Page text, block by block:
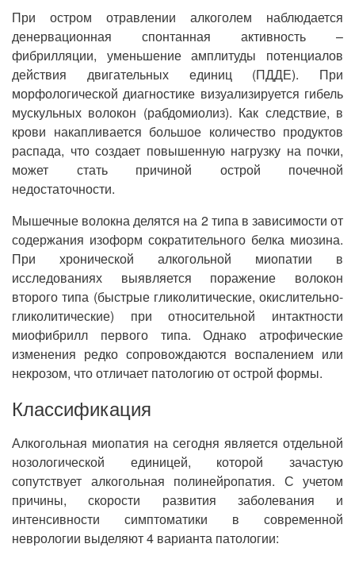
При остром отравлении алкоголем наблюдается
денервационная спонтанная активность –
фибрилляции, уменьшение амплитуды потенциалов
действия двигательных единиц (ПДДЕ). При
морфологической диагностике визуализируется гибель
мускульных волокон (рабдомиолиз). Как следствие, в
крови накапливается большое количество продуктов
распада, что создает повышенную нагрузку на почки,
может стать причиной острой почечной
недостаточности.
Мышечные волокна делятся на 2 типа в зависимости от
содержания изоформ сократительного белка миозина.
При хронической алкогольной миопатии в
исследованиях выявляется поражение волокон
второго типа (быстрые гликолитические, окислительно-
гликолитические) при относительной интактности
миофибрилл первого типа. Однако атрофические
изменения редко сопровождаются воспалением или
некрозом, что отличает патологию от острой формы.
Классификация
Алкогольная миопатия на сегодня является отдельной
нозологической единицей, которой зачастую
сопутствует алкогольная полинейропатия. С учетом
причины, скорости развития заболевания и
интенсивности симптоматики в современной
неврологии выделяют 4 варианта патологии: